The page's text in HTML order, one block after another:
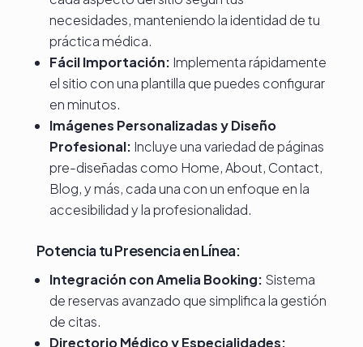
necesidades, manteniendo la identidad de tu
práctica médica.
Fácil Importación: Implementa rápidamente
el sitio con una plantilla que puedes configurar
en minutos.
Imágenes Personalizadas y Diseño
Profesional: Incluye una variedad de páginas
pre-diseñadas como Home, About, Contact,
Blog, y más, cada una con un enfoque en la
accesibilidad y la profesionalidad.
Potencia tu Presencia en Línea:
Integración con Amelia Booking: Sistema
de reservas avanzado que simplifica la gestión
de citas.
Directorio Médico y Especialidades: